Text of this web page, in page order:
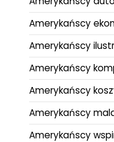
Amerykańscy
Amerykańscy
Amerykańscy
Amerykańscy
Amerykańscy
Amerykańscy